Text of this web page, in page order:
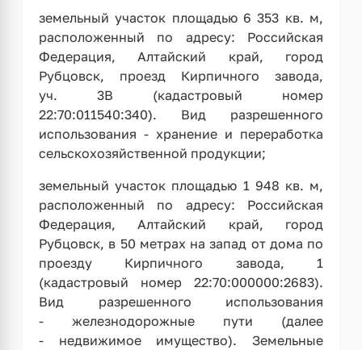
земельный участок площадью 6 353 кв. м,
расположенный по адресу: Российская
Федерация, Алтайский край, город
Рубцовск, проезд Кирпичного завода,
уч. 3В (кадастровый номер
22:70:011540:340). Вид разрешенного
использования - хранение и переработка
сельскохозяйственной продукции;
земельный участок площадью 1 948 кв. м,
расположенный по адресу: Российская
Федерация, Алтайский край, город
Рубцовск, в 50 метрах на запад от дома по
проезду Кирпичного завода, 1
(кадастровый номер 22:70:000000:2683).
Вид разрешенного использования
- железнодорожные пути (далее
- недвижимое имущество). Земельные